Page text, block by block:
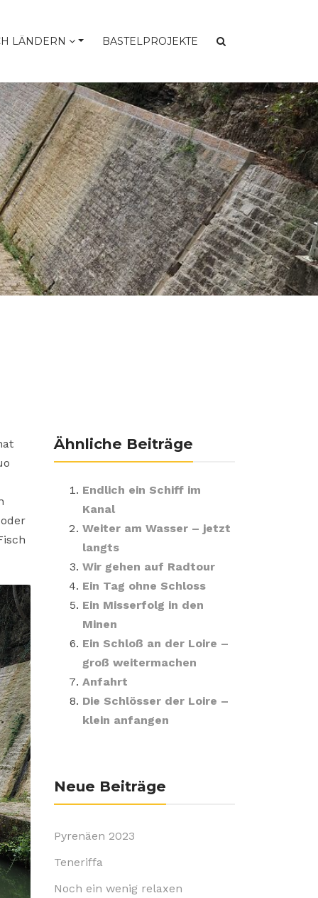
LÄNDERN BASTELPROJEKTE
Ähnliche Beiträge
Endlich ein Schiff im
Kanal
Weiter am Wasser – jetzt
langts
Wir gehen auf Radtour
Ein Tag ohne Schloss
Ein Misserfolg in den
Minen
Ein Schloß an der Loire –
groß weitermachen
Anfahrt
Die Schlösser der Loire –
klein anfangen
Neue Beiträge
Pyrenäen 2023
Teneriffa
Noch ein wenig relaxen